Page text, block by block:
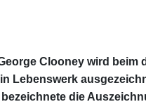
Clooney wird
Lebenswerk
die